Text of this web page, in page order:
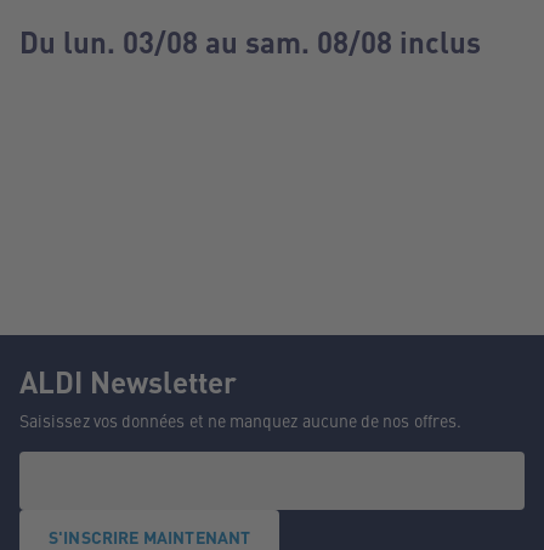
Du lun. 03/08 au sam. 08/08 inclus
ALDI Newsletter
Saisissez vos données et ne manquez aucune de nos offres.
S'INSCRIRE MAINTENANT